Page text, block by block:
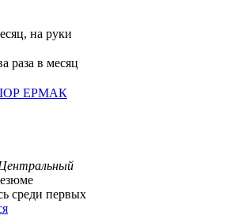
на руки
раза в месяц
ЕРМАК
среди первых